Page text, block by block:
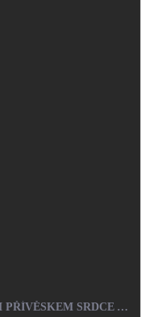
ŠŇŮRKOVÝ NÁRAMEK SE STŘÍBRNÝM PŘÍVĚSKEM SRDCE A KRYSTALY SWAROVSKI CRYSTAL (STŘÍBRO 925/1000)